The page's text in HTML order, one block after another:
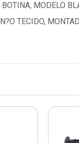
MODELO
TECIDO,